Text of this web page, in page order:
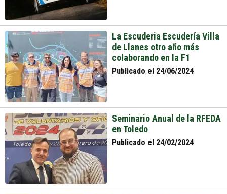
La Escuderia Escudería Villa
de Llanes otro año más
colaborando en la F1
Publicado el 24/06/2024
Seminario Anual de la RFEDA
en Toledo
Publicado el 24/02/2024